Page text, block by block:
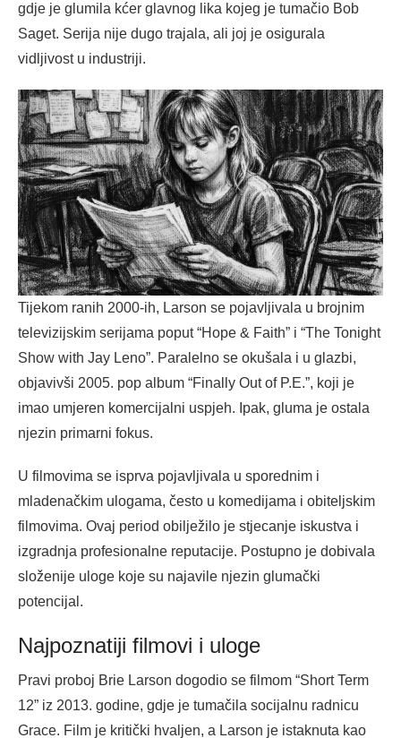
gdje je glumila kćer glavnog lika kojeg je tumačio Bob
Saget. Serija nije dugo trajala, ali joj je osigurala
vidljivost u industriji.
Tijekom ranih 2000-ih, Larson se pojavljivala u brojnim
televizijskim serijama poput “Hope & Faith” i “The Tonight
Show with Jay Leno”. Paralelno se okušala i u glazbi,
objavivši 2005. pop album “Finally Out of P.E.”, koji je
imao umjeren komercijalni uspjeh. Ipak, gluma je ostala
njezin primarni fokus.
U filmovima se isprva pojavljivala u sporednim i
mladenačkim ulogama, često u komedijama i obiteljskim
filmovima. Ovaj period obilježilo je stjecanje iskustva i
izgradnja profesionalne reputacije. Postupno je dobivala
složenije uloge koje su najavile njezin glumački
potencijal.
Najpoznatiji filmovi i uloge
Pravi proboj Brie Larson dogodio se filmom “Short Term
12” iz 2013. godine, gdje je tumačila socijalnu radnicu
Grace. Film je kritički hvaljen, a Larson je istaknuta kao